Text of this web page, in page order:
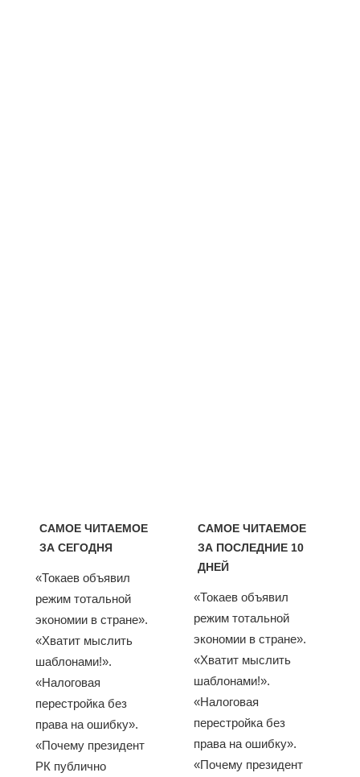
САМОЕ ЧИТАЕМОЕ
ЗА СЕГОДНЯ
«Токаев объявил
режим тотальной
экономии в стране».
«Хватит мыслить
шаблонами!».
«Налоговая
перестройка без
права на ошибку».
«Почему президент
РК публично
САМОЕ ЧИТАЕМОЕ
ЗА ПОСЛЕДНИЕ 10
ДНЕЙ
«Токаев объявил
режим тотальной
экономии в стране».
«Хватит мыслить
шаблонами!».
«Налоговая
перестройка без
права на ошибку».
«Почему президент